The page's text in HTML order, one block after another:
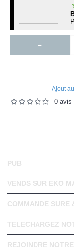
-
Ajout
0 avis
PUB
VENDS SUR EKO
COMMANDE SURE
TELECHARGEZ
REJOINDRE